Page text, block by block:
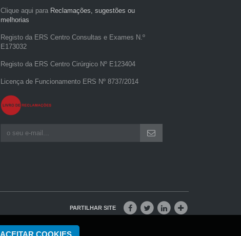
Clique aqui para Reclamações, sugestões ou
melhorias
Registo da ERS Centro Consultas e Exames N.º
E173032
Registo da ERS Centro Cirúrgico Nº E123404
Licença de Funcionamento ERS Nº 8737/2014
PARTILHAR SITE
ACEITAR COOKIES